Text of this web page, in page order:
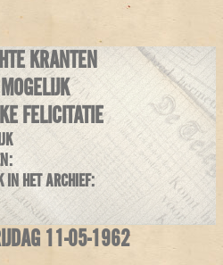
KRANTEN
FELICITATIE
IN HET ARCHIEF:
11-05-1962